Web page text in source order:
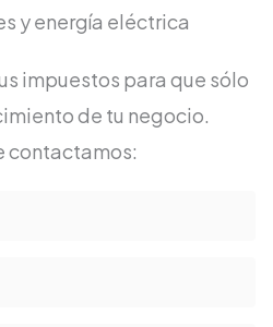
y energía eléctrica
impuestos para que sólo
de tu negocio.
contactamos: